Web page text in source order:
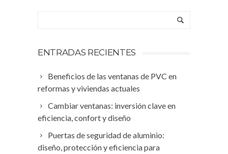
ENTRADAS RECIENTES
Beneficios de las ventanas de PVC en
reformas y viviendas actuales
Cambiar ventanas: inversión clave en
eficiencia, confort y diseño
Puertas de seguridad de aluminio:
diseño, protección y eficiencia para